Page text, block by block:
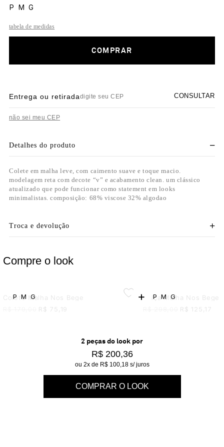
P M G
tabela de medidas
COMPRAR
Entrega ou retirada CONSULTAR
não sei meu CEP
Detalhes do produto
Colete em malha leve, com caimento suave e toque macio.
modelagem reta com decote “v” e acabamento clean. um clássico
atualizado que pode funcionar como statement em looks
minimalistas. composição: 68% viscose 32% algodao
Troca e devolução
Compre o look
+
Colete Malha Nos Bege
R$ 75,19
P M G
Calça Malha Nos Bege
R$ 125,17
P M G
2 peçasdo look por
R$ 200,36
ou 2x de R$ 100,18 s/ juros
COMPRAR O LOOK